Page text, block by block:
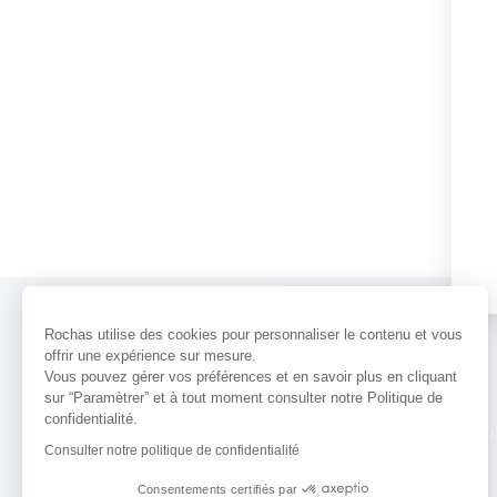
Rochas utilise des cookies pour personnaliser le contenu et vous
offrir une expérience sur mesure.
Vous pouvez gérer vos préférences et en savoir plus en cliquant
sur “Paramètrer” et à tout moment consulter notre Politique de
confidentialité.
Consulter notre politique de confidentialité
Consentements certifiés par